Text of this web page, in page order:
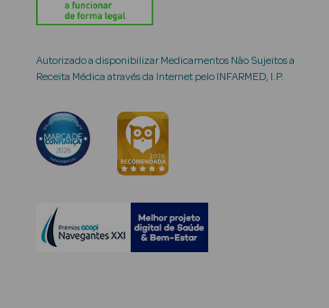
Autorizado a disponibilizar Medicamentos Não Sujeitos a
Receita Médica através da Internet pelo INFARMED, I.P.